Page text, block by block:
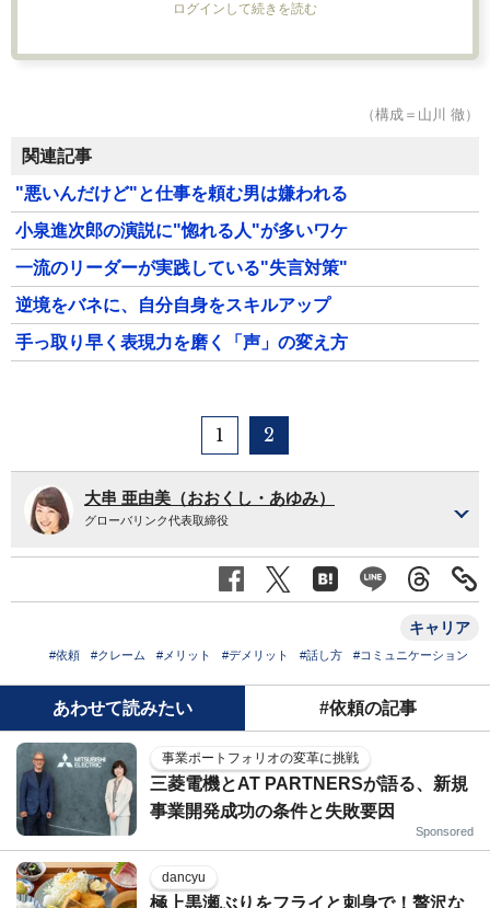
ログインして続きを読む
（構成＝山川 徹）
関連記事
"悪いんだけど"と仕事を頼む男は嫌われる
小泉進次郎の演説に"惚れる人"が多いワケ
一流のリーダーが実践している"失言対策"
逆境をバネに、自分自身をスキルアップ
手っ取り早く表現力を磨く「声」の変え方
1 2
大串 亜由美（おおくし・あゆみ）
グローバリンク代表取締役
キャリア
#依頼 #クレーム #メリット #デメリット #話し方 #コミュニケーション
あわせて読みたい #依頼の記事
事業ポートフォリオの変革に挑戦
三菱電機とAT PARTNERSが語る、新規
事業開発成功の条件と失敗要因
Sponsored
dancyu
極上黒瀬ぶりをフライと刺身で！贅沢な